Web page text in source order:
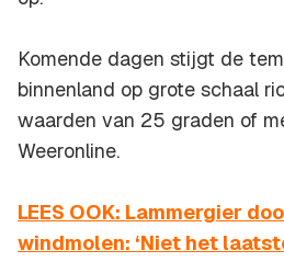
Komende dagen stijgt de
binnenland op grote schaal
waarden van 25 graden of
Weeronline.
LEES OOK: Lammergier
windmolen: ‘Niet het